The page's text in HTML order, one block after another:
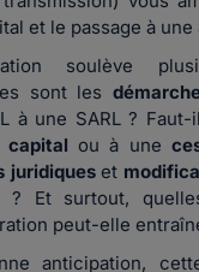
et le passage à une
soulève
sont les
à une SARL ?
capital ou à une
juridiqueset
? Et surtout,
peut-elle
anticipation,